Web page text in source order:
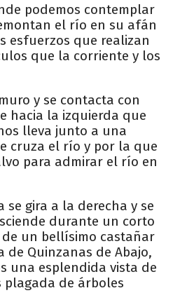
podemos contemplar
el río en su afán
esfuerzos que realizan
que la corriente y los
y se contacta con
hacia la izquierda que
lleva junto a una
cruza el río y por la que
para admirar el río en
gira a la derecha y se
durante un corto
un bellísimo castañar
Quinzanas de Abajo,
una esplendida vista de
plagada de árboles